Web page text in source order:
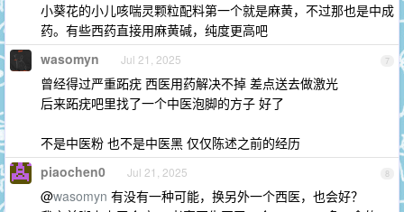
小葵花的小儿咳喘灵颗粒配料第一个就是麻黄，不过那也是中成
药。有些西药直接用麻黄碱，纯度更高吧
7
wasomyn Jul 21, 2025
曾经得过严重跖疣 西医用药解决不掉 差点送去做激光
后来跖疣吧里找了一个中医泡脚的方子 好了
不是中医粉 也不是中医黑 仅仅陈述之前的经历
8
piaochen0 Jul 21, 2025
@wasomyn 有没有一种可能，换另外一个西医，也会好？